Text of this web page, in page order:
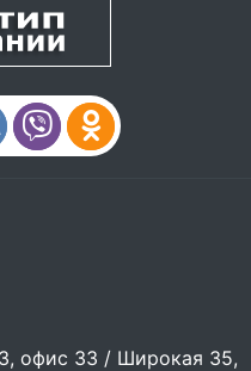
офис 33 / Широкая 35,